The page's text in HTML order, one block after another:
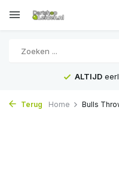
ALTIJD
Terug Home Bulls